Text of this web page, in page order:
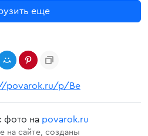
еще
povarok.ru/p/Be
фото на povarok.ru
на сайте, созданы